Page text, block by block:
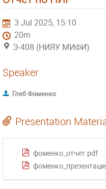
3 Jul 2025, 15:10
20m
Э-408 (НИЯУ МИФИ)
Speaker
Глеб Фоменко
Presentation
фоменко_отчет.pdf